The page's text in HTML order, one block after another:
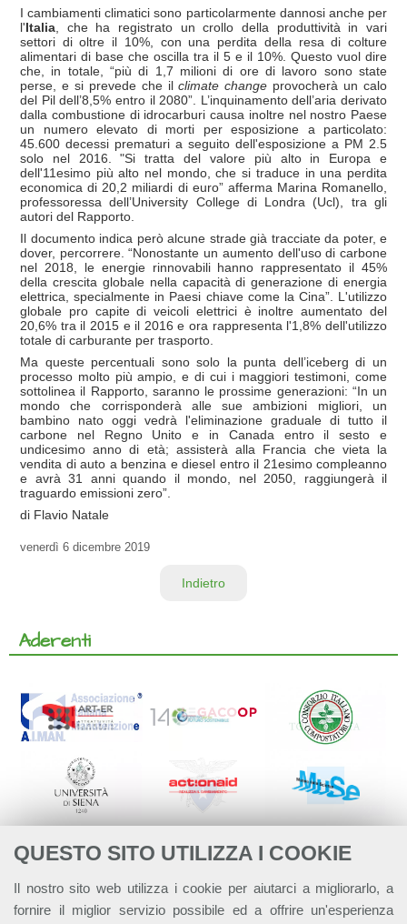
QUESTO SITO UTILIZZA I COOKIE
Il nostro sito web utilizza i cookie per aiutarci a migliorarlo, a
fornire il miglior servizio possibile ed a offrire un'esperienza
I cambiamenti climatici sono particolarmente dannosi anche per
l'Italia , che ha registrato un crollo della produttività in vari
settori di oltre il 10%, con una perdita della resa di colture
alimentari di base che oscilla tra il 5 e il 10%. Questo vuol dire
che, in totale, “più di 1,7 milioni di ore di lavoro sono state
perse, e si prevede che ilclimate change provocherà un calo
del Pil dell’8,5% entro il 2080”. L’inquinamento dell’aria derivato
dalla combustione di idrocarburi causa inoltre nel nostro Paese
un numero elevato di morti per esposizione a particolato:
45.600 decessi prematuri a seguito dell'esposizione a PM 2.5
solo nel 2016. "Si tratta del valore più alto in Europa e
dell'11esimo più alto nel mondo, che si traduce in una perdita
economica di 20,2 miliardi di euro” afferma Marina Romanello,
professoressa dell’University College di Londra (Ucl), tra gli
autori del Rapporto.
Il documento indica però alcune strade già tracciate da poter, e
dover, percorrere. “Nonostante un aumento dell'uso di carbone
nel 2018, le energie rinnovabili hanno rappresentato il 45%
della crescita globale nella capacità di generazione di energia
elettrica, specialmente in Paesi chiave come la Cina”. L'utilizzo
globale pro capite di veicoli elettrici è inoltre aumentato del
20,6% tra il 2015 e il 2016 e ora rappresenta l'1,8% dell'utilizzo
totale di carburante per trasporto.
Ma queste percentuali sono solo la punta dell’iceberg di un
processo molto più ampio, e di cui i maggiori testimoni, come
sottolinea il Rapporto, saranno le prossime generazioni: “In un
mondo che corrisponderà alle sue ambizioni migliori, un
bambino nato oggi vedrà l'eliminazione graduale di tutto il
carbone nel Regno Unito e in Canada entro il sesto e
undicesimo anno di età; assisterà alla Francia che vieta la
vendita di auto a benzina e diesel entro il 21esimo compleanno
e avrà 31 anni quando il mondo, nel 2050, raggiungerà il
traguardo emissioni zero”.
di Flavio Natale
venerdì 6 dicembre 2019
Indietro
Aderenti